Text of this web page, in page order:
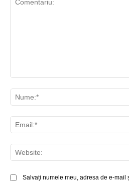
Salvați numele meu, adresa de e-mail